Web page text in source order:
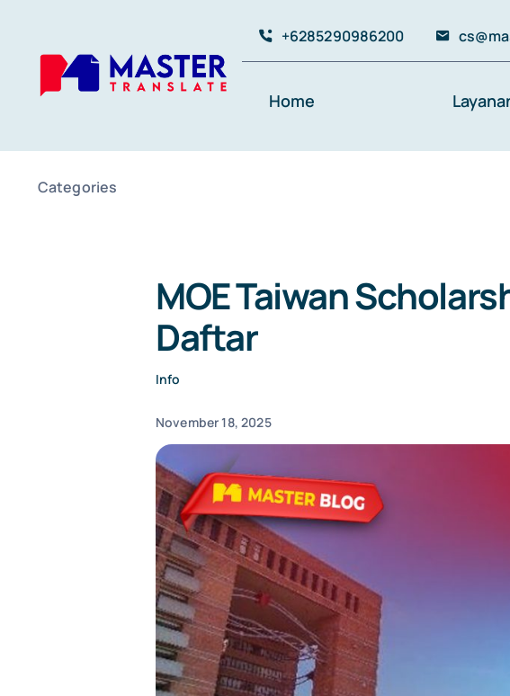
content
+6285290986200
Home
Categories
MOE Taiwan
Daftar
Info
November 18, 2025